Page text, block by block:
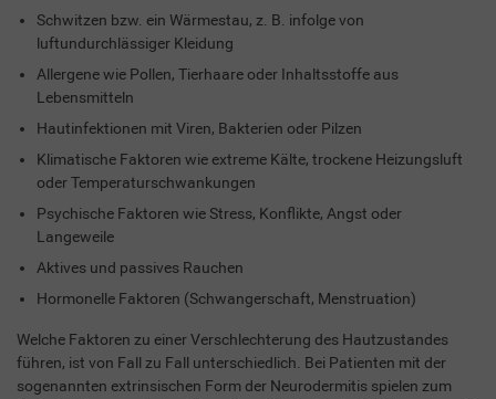
Schwitzen bzw. ein Wärmestau, z. B. infolge von
luftundurchlässiger Kleidung
Allergene wie Pollen, Tierhaare oder Inhaltsstoffe aus
Lebensmitteln
Hautinfektionen mit Viren, Bakterien oder Pilzen
Klimatische Faktoren wie extreme Kälte, trockene Heizungsluft
oder Temperaturschwankungen
Psychische Faktoren wie Stress, Konflikte, Angst oder
Langeweile
Aktives und passives Rauchen
Hormonelle Faktoren (Schwangerschaft, Menstruation)
Welche Faktoren zu einer Verschlechterung des Hautzustandes
führen, ist von Fall zu Fall unterschiedlich. Bei Patienten mit der
sogenannten extrinsischen Form der Neurodermitis spielen zum